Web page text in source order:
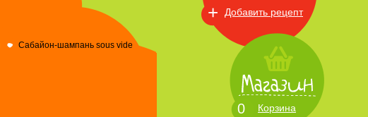
+ Добавить рецепт
0 Корзина
Сабайон-шампань sous vide